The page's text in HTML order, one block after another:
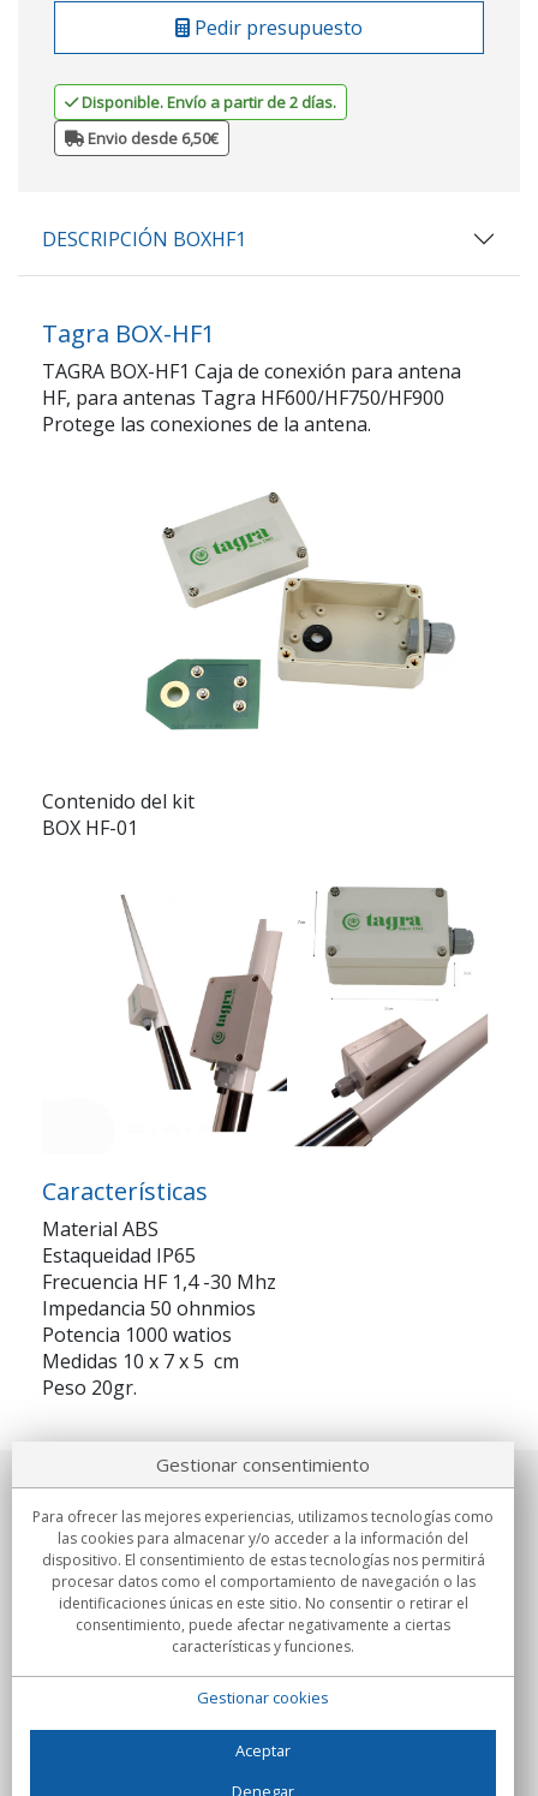
Pedir presupuesto
Disponible. Envío a partir de 2 días.
Envio desde 6,50€
DESCRIPCIÓN BOXHF1
Tagra BOX-HF1
TAGRA BOX-HF1 Caja de conexión para antena
HF, para antenas Tagra HF600/HF750/HF900
Protege las conexiones de la antena.
Contenido del kit
BOX HF-01
Características
Material ABS
Estaqueidad IP65
Frecuencia HF 1,4 -30 Mhz
Impedancia 50 ohnmios
Potencia 1000 watios
Medidas 10 x 7 x 5 cm
Peso 20gr.
Sobre nosotros
Compromisos
Compras
Gestionar consentimiento
Para ofrecer las mejores experiencias, utilizamos tecnologías como
las cookies para almacenar y/o acceder a la información del
dispositivo. El consentimiento de estas tecnologías nos permitirá
procesar datos como el comportamiento de navegación o las
identificaciones únicas en este sitio. No consentir o retirar el
consentimiento, puede afectar negativamente a ciertas
características y funciones.
Gestionar cookies
Aceptar
Denegar